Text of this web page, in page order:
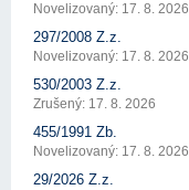
Novelizovaný: 17. 8. 2026
297/2008 Z.z.
Novelizovaný: 17. 8. 2026
530/2003 Z.z.
Zrušený: 17. 8. 2026
455/1991 Zb.
Novelizovaný: 17. 8. 2026
29/2026 Z.z.